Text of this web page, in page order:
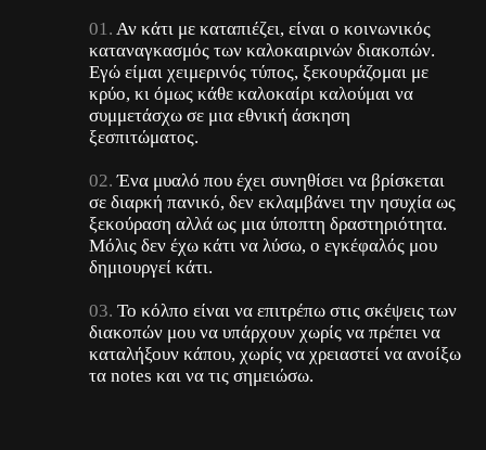
Αν κάτι με καταπιέζει, είναι ο κοινωνικός
καταναγκασμός των καλοκαιρινών διακοπών.
Εγώ είμαι χειμερινός τύπος, ξεκουράζομαι με
κρύο, κι όμως κάθε καλοκαίρι καλούμαι να
συμμετάσχω σε μια εθνική άσκηση
ξεσπιτώματος.
Ένα μυαλό που έχει συνηθίσει να βρίσκεται
σε διαρκή πανικό, δεν εκλαμβάνει την ησυχία ως
ξεκούραση αλλά ως μια ύποπτη δραστηριότητα.
Μόλις δεν έχω κάτι να λύσω, ο εγκέφαλός μου
δημιουργεί κάτι.
Το κόλπο είναι να επιτρέπω στις σκέψεις των
διακοπών μου να υπάρχουν χωρίς να πρέπει να
καταλήξουν κάπου, χωρίς να χρειαστεί να ανοίξω
τα notes και να τις σημειώσω.